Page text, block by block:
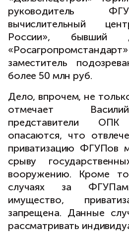
руководитель
вычислительный
России», бывший
заместитель
более 50 млн руб.
Дело, впрочем, не
отмечает
представители
опасаются, что
приватизацию ФГУПов
срыву
вооружению. Кроме
случаях за
имущество,
запрещена. Данные
рассматривать